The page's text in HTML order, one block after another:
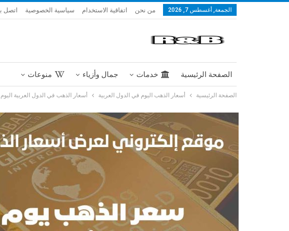
الجمعة, أغسطس 7, 2026 من نحن اتفاقية الاستخدام سياسية الخصوصية اتصل
الصفحة الرئيسية خدمات جمال وأزياء منوعات
الصفحة الرئيسية أسعار الذهب اليوم في الدول العربية أسعار الذهب في الدول العربية اليوم